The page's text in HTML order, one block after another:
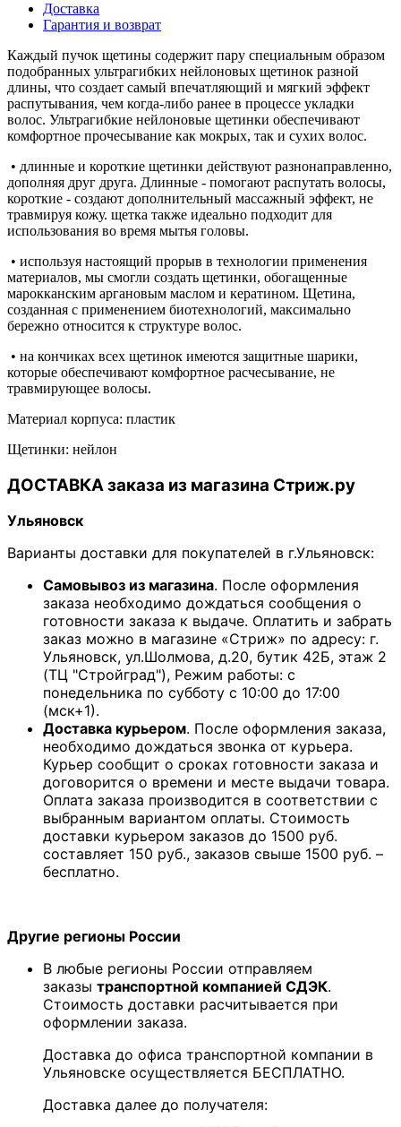
Доставка
Гарантия и возврат
Каждый пучок щетины содержит пару специальным образом
подобранных ультрагибких нейлоновых щетинок разной
длины, что создает самый впечатляющий и мягкий эффект
распутывания, чем когда-либо ранее в процессе укладки
волос. Ультрагибкие нейлоновые щетинки обеспечивают
комфортное прочесывание как мокрых, так и сухих волос.
• длинные и короткие щетинки действуют разнонаправленно,
дополняя друг друга. Длинные - помогают распутать волосы,
короткие - создают дополнительный массажный эффект, не
травмируя кожу. щетка также идеально подходит для
использования во время мытья головы.
• используя настоящий прорыв в технологии применения
материалов, мы смогли создать щетинки, обогащенные
марокканским аргановым маслом и кератином. Щетина,
созданная с применением биотехнологий, максимально
бережно относится к структуре волос.
• на кончиках всех щетинок имеются защитные шарики,
которые обеспечивают комфортное расчесывание, не
травмирующее волосы.
Материал корпуса: пластик
Щетинки: нейлон
ДОСТАВКА заказа из магазина Стриж.ру
Ульяновск
Варианты доставки для покупателей в г.Ульяновск:
Самовывоз из магазина. После оформления
заказа необходимо дождаться сообщения о
готовности заказа к выдаче. Оплатить и забрать
заказ можно в магазине «Стриж» по адресу: г.
Ульяновск, ул.Шолмова, д.20, бутик 42Б, этаж 2
(ТЦ "Стройград"), Режим работы: с
понедельника по субботу с 10:00 до 17:00
(мск+1).
Доставка курьером. После оформления заказа,
необходимо дождаться звонка от курьера.
Курьер сообщит о сроках готовности заказа и
договорится о времени и месте выдачи товара.
Оплата заказа производится в соответствии с
выбранным вариантом оплаты. Стоимость
доставки курьером заказов до 1500 руб.
составляет 150 руб., заказов свыше 1500 руб. –
бесплатно.
Другие регионы России
В любые регионы России отправляем
заказы транспортной компанией СДЭК.
Стоимость доставки расчитывается при
оформлении заказа.
Доставка до офиса транспортной компании в
Ульяновске осуществляется БЕСПЛАТНО.
Доставка далее до получателя: